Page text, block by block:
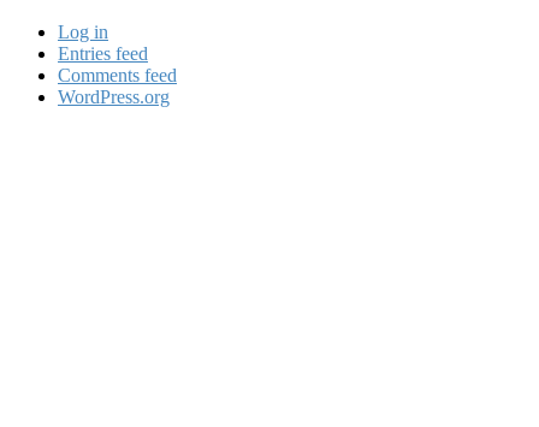
Log in
Entries feed
Comments feed
WordPress.org